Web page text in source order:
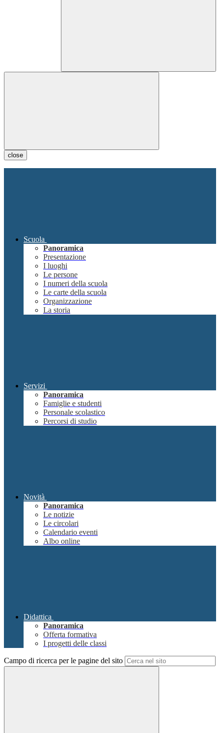
close
Scuola
Panoramica
Presentazione
I luoghi
Le persone
I numeri della scuola
Le carte della scuola
Organizzazione
La storia
Servizi
Panoramica
Famiglie e studenti
Personale scolastico
Percorsi di studio
Novità
Panoramica
Le notizie
Le circolari
Calendario eventi
Albo online
Didattica
Panoramica
Offerta formativa
I progetti delle classi
Campo di ricerca per le pagine del sito